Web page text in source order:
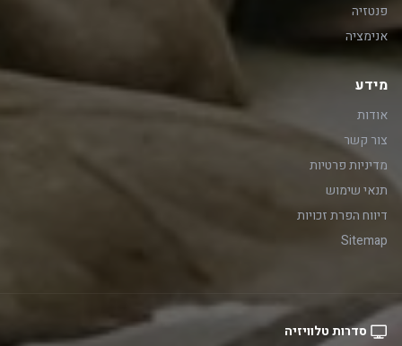
פנטזיה
אנימציה
מידע
אודות
צור קשר
מדיניות פרטיות
תנאי שימוש
דיווח הפרת זכויות
Sitemap
סדרות טלוויזיה